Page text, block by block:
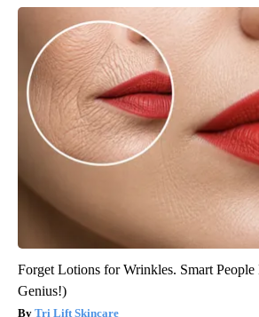
Forget Lotions for Wrinkles. Smart People
Genius!)
Tri Lift Skincare